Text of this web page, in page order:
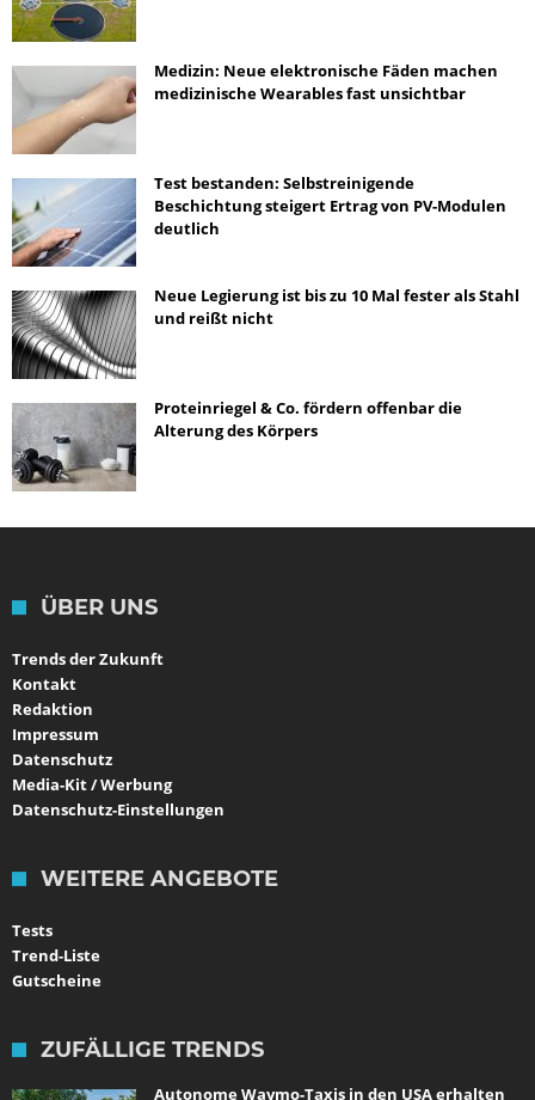
Medizin: Neue elektronische Fäden machen
medizinische Wearables fast unsichtbar
Test bestanden: Selbstreinigende
Beschichtung steigert Ertrag von PV-Modulen
deutlich
Neue Legierung ist bis zu 10 Mal fester als Stahl
und reißt nicht
Proteinriegel & Co. fördern offenbar die
Alterung des Körpers
ÜBER UNS
Trends der Zukunft
Kontakt
Redaktion
Impressum
Datenschutz
Media-Kit / Werbung
Datenschutz-Einstellungen
WEITERE ANGEBOTE
Tests
Trend-Liste
Gutscheine
ZUFÄLLIGE TRENDS
Autonome Waymo-Taxis in den USA erhalten